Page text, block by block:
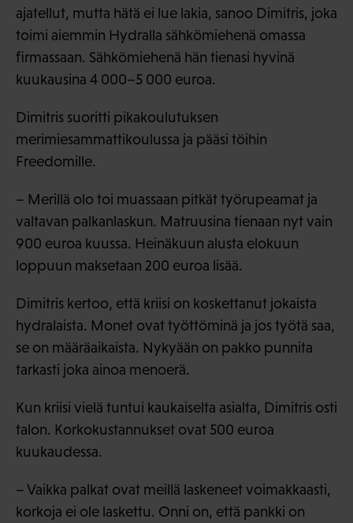
ajatellut, mutta hätä ei lue lakia, sanoo Dimitris, joka
toimi aiemmin Hydralla sähkömiehenä omassa
firmassaan. Sähkömiehenä hän tienasi hyvinä
kuukausina 4 000–5 000 euroa.
Dimitris suoritti pikakoulutuksen
merimiesammattikoulussa ja pääsi töihin
Freedomille.
– Merillä olo toi muassaan pitkät työrupeamat ja
valtavan palkanlaskun. Matruusina tienaan nyt vain
900 euroa kuussa. Heinäkuun alusta elokuun
loppuun maksetaan 200 euroa lisää.
Dimitris kertoo, että kriisi on koskettanut jokaista
hydralaista. Monet ovat työttöminä ja jos työtä saa,
se on määräaikaista. Nykyään on pakko punnita
tarkasti joka ainoa menoerä.
Kun kriisi vielä tuntui kaukaiselta asialta, Dimitris osti
talon. Korkokustannukset ovat 500 euroa
kuukaudessa.
– Vaikka palkat ovat meillä laskeneet voimakkaasti,
korkoja ei ole laskettu. Onni on, että pankki on